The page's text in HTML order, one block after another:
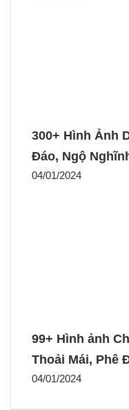
300+ Hình Ảnh
Đáo, Ngộ
04/01/2024
99+ Hình ảnh
Thoải Mái, Phê
04/01/2024